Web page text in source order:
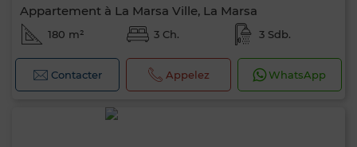
Appartement à La Marsa Ville, La Marsa
180 m² 3 Ch. 3 Sdb.
Contacter Appelez WhatsApp